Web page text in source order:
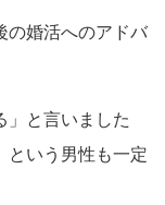
の婚活へのアドバ
」と言いました
という男性も一定